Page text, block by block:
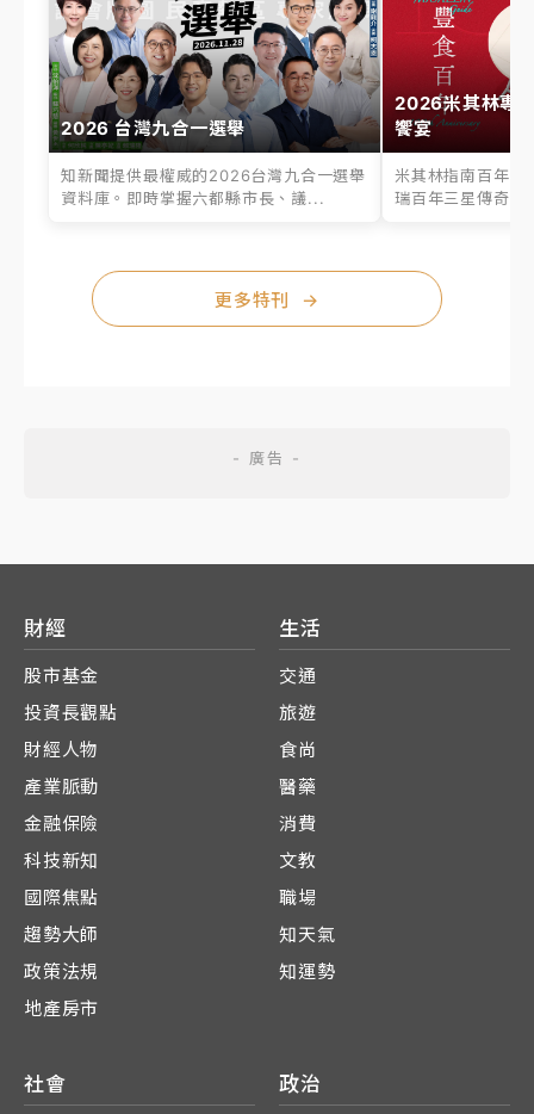
2026 台灣九合一選舉
知新聞提供最權威的2026台灣九合一選舉
資料庫。即時掌握六都縣市長、議...
2026米其林專
饗宴
米其林指南百年之
瑞百年三星傳奇、
更多特刊 →
財經
股市基金
投資長觀點
財經人物
產業脈動
金融保險
科技新知
國際焦點
趨勢大師
政策法規
地產房市
生活
交通
旅遊
食尚
醫藥
消費
文教
職場
知天氣
知運勢
社會 政治